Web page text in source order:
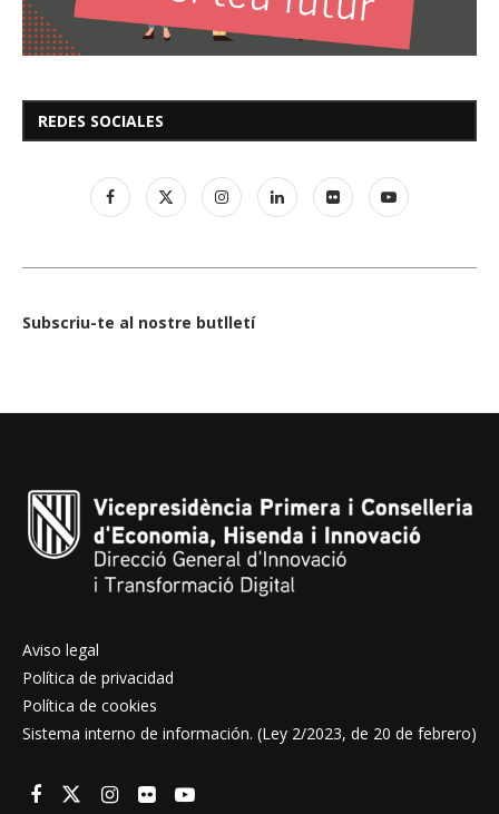
REDES SOCIALES
Subscriu-te al nostre butlletí
Aviso legal
Política de privacidad
Política de cookies
Sistema interno de información. (Ley 2/2023, de 20 de febrero)